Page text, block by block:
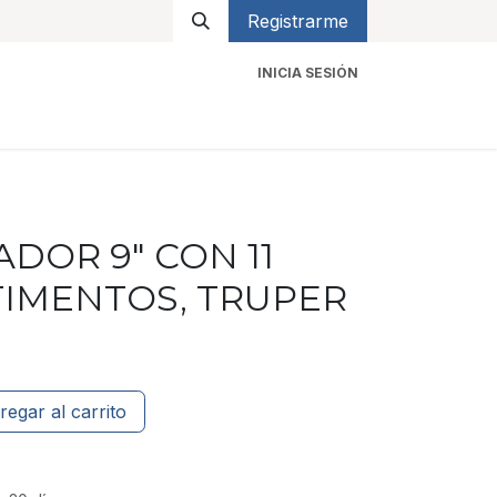
Registrarme
INICIA SESIÓN
9" CON 11
TRUPER
al carrito